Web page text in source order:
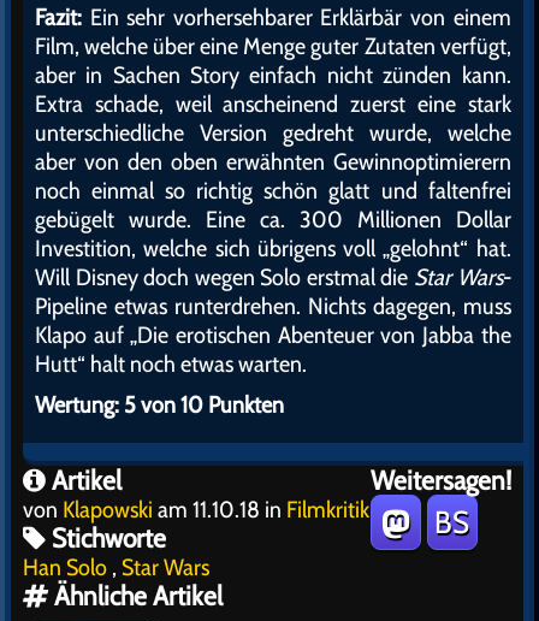
Fazit: Ein sehr vorhersehbarer Erklärbär von einem
Film, welche über eine Menge guter Zutaten verfügt,
aber in Sachen Story einfach nicht zünden kann.
Extra schade, weil anscheinend zuerst eine stark
unterschiedliche Version gedreht wurde, welche
aber von den oben erwähnten Gewinnoptimierern
noch einmal so richtig schön glatt und faltenfrei
gebügelt wurde. Eine ca. 300 Millionen Dollar
Investition, welche sich übrigens voll „gelohnt“ hat.
Will Disney doch wegen Solo erstmal die Star Wars-
Pipeline etwas runterdrehen. Nichts dagegen, muss
Klapo auf „Die erotischen Abenteuer von Jabba the
Hutt“ halt noch etwas warten.
Wertung: 5 von 10 Punkten
Weitersagen!
BS
Artikel
von Klapowski am 11.10.18 in Filmkritik
Stichworte
Han Solo , Star Wars
Ähnliche Artikel